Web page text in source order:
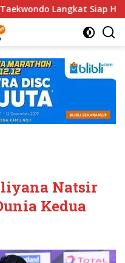
Siap Harumkan Nama
Natsir
Kedua